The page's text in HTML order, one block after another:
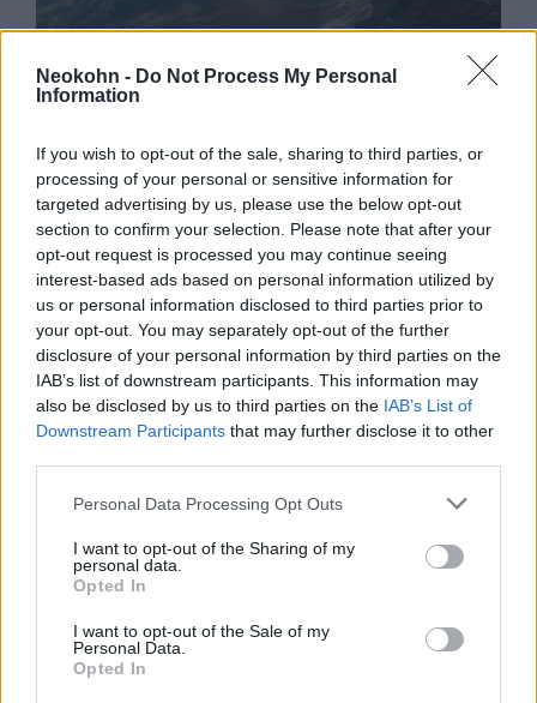
Neokohn - Do Not Process My Personal
Information
If you wish to opt-out of the sale, sharing to third parties, or
processing of your personal or sensitive information for
targeted advertising by us, please use the below opt-out
section to confirm your selection. Please note that after your
opt-out request is processed you may continue seeing
interest-based ads based on personal information utilized by
us or personal information disclosed to third parties prior to
your opt-out. You may separately opt-out of the further
disclosure of your personal information by third parties on the
IAB’s list of downstream participants. This information may
also be disclosed by us to third parties on the IAB’s List of
Downstream Participants that may further disclose it to other
Please note that this website/app uses one or more Google
not limited to your visit or usage behaviour. You may click to
grant or deny consent to Google and its third-party tags to
use your data for below specified purposes in below Google
consent section.
Personal Data Processing Opt Outs
I want to opt-out of the Sharing of my
personal data.
Opted In
I want to opt-out of the Sale of my
Personal Data.
Opted In
Ganz és Netanjahu megegyeztek
a költségvetés halasztásáról
2020. december 21.
Életfogytiglanra ítélték a hallei
zsinagóga elleni merénylet
elkövetőjét
2020. december 21.